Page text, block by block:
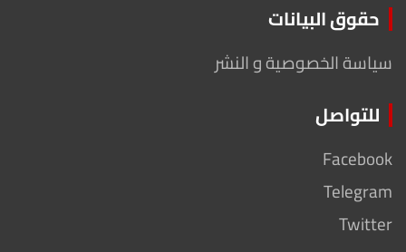
حقوق البيانات
سياسة الخصوصية و النشر
للتواصل
Facebook
Telegram
Twitter